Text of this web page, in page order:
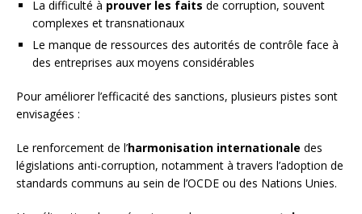
La difficulté à prouver les faits de corruption, souvent
complexes et transnationaux
Le manque de ressources des autorités de contrôle face à
des entreprises aux moyens considérables
Pour améliorer l’efficacité des sanctions, plusieurs pistes sont
envisagées :
Le renforcement de l’harmonisation internationale des
législations anti-corruption, notamment à travers l’adoption de
standards communs au sein de l’OCDE ou des Nations Unies.